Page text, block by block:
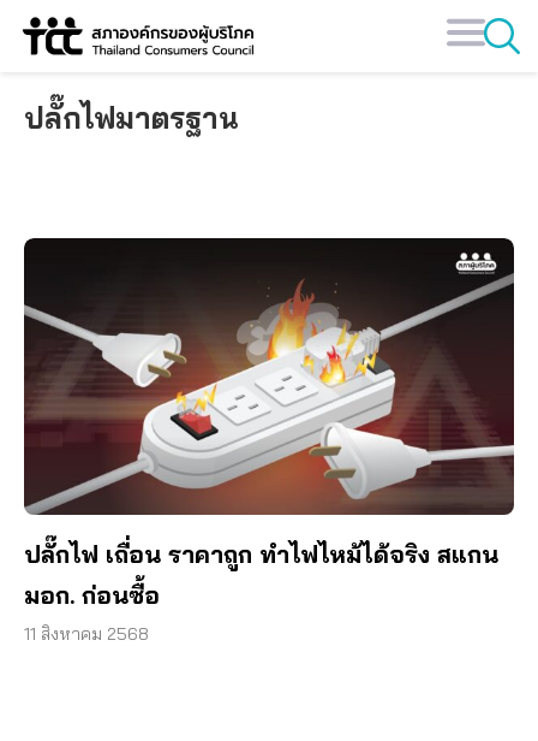
Skip
ปลั๊กไฟมาตรฐาน
ปลั๊กไฟ เถื่อน ราคาถูก ทำไฟไหม้ได้จริง สแกน
มอก. ก่อนซื้อ
11 สิงหาคม 2568